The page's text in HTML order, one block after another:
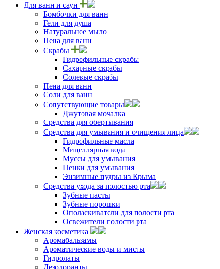
Для ванн и саун
Бомбочки для ванн
Гели для душа
Натуральное мыло
Пена для ванн
Скрабы
Гидрофильные скрабы
Сахарные скрабы
Солевые скрабы
Пена для ванн
Соли для ванн
Сопутствующие товары
Джутовая мочалка
Средства для обертывания
Средства для умывания и очищения лица
Гидрофильные масла
Мицеллярная вода
Муссы для умывания
Пенки для умывания
Энзимные пудры из Крыма
Средства ухода за полостью рта
Зубные пасты
Зубные порошки
Ополаскиватели для полости рта
Освежители полости рта
Женская косметика
Аромабальзамы
Ароматические воды и мисты
Гидролаты
Дезодоранты